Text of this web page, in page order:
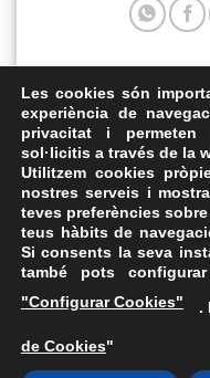
Aquesta entrada va
elEnllaç permanent.
Casal Pere Quart
Carrer de la Marina,
Les cookies són
experiència de
privacitat i
sol·licitis a través de la
Utilitzem cookies
nostres serveis i
teves preferències
teus hàbits de
Si consents la seva
també pots
"Configurar Cookies"
.
de Cookies"